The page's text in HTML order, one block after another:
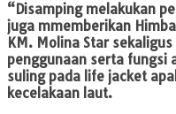
“Disamping melakukan
juga mmemberikan
KM. Molina Star
penggunaan serta fungsi
suling pada life jacket
kecelakaan laut.